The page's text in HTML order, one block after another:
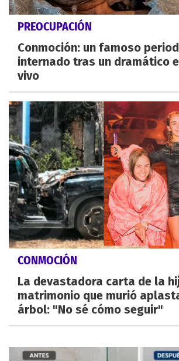
PREOCUPACIÓN
Conmoción: un famoso
internado tras un dramático
vivo
CONMOCIÓN
La devastadora carta de la
matrimonio que murió
árbol: "No sé cómo seguir"